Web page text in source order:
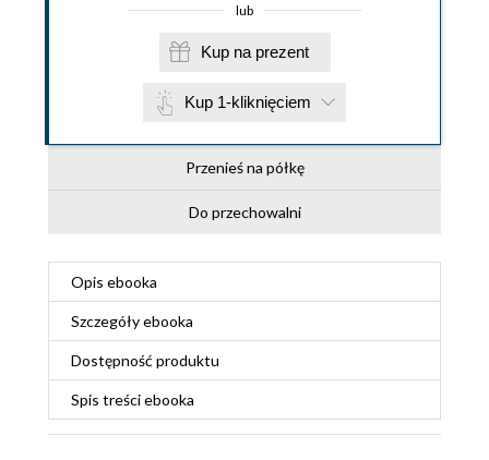
lub
Kup na prezent
Kup 1-kliknięciem
Przenieś na półkę
Do przechowalni
Opis ebooka
Szczegółyebooka
Dostępność produktu
Spis treściebooka